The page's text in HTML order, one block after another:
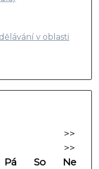
v oblasti
>>
>>
Pá So
Ne